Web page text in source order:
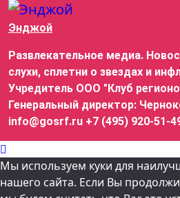
Энджой
Развлекательное медиа.
слухи, сплетни о звездах и
Учредитель ООО "Клуб
Генеральный директор:
info@gosrf.ru +7 (495) 920-51-
Мы используем куки для
нашего сайта. Если Вы